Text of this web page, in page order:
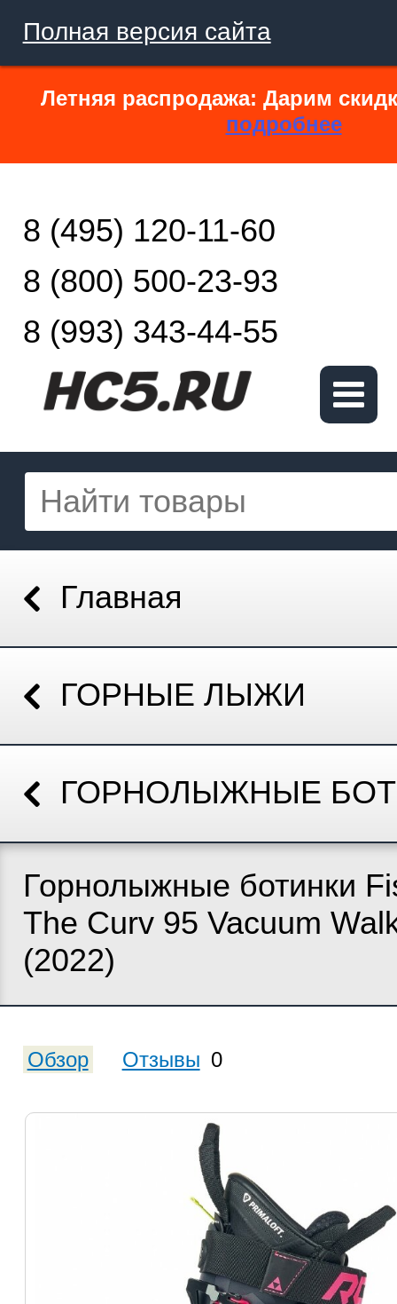
Полная версия сайта
Летняя распродажа: Дарим
подробнее
8 (495) 120-11-60
8 (800) 500-23-93
8 (993) 343-44-55
Главная
ГОРНЫЕ ЛЫЖИ
ГОРНОЛЫЖНЫЕ
Горнолыжные ботинки
The Curv 95 Vacuum
(2022)
Обзор Отзывы 0